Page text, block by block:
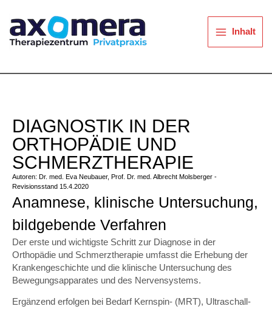
Inhalt
springen
Inhalt
DIAGNOSTIK IN DER
ORTHOPÄDIE UND
SCHMERZTHERAPIE
Autoren: Dr. med. Eva Neubauer, Prof. Dr. med. Albrecht Molsberger -
Revisionsstand 15.4.2020
Anamnese, klinische Untersuchung,
bildgebende Verfahren
Der erste und wichtigste Schritt zur Diagnose in der
Orthopädie und Schmerztherapie umfasst die Erhebung der
Krankengeschichte und die klinische Untersuchung des
Bewegungsapparates und des Nervensystems.
Ergänzend erfolgen bei Bedarf Kernspin- (MRT), Ultraschall-